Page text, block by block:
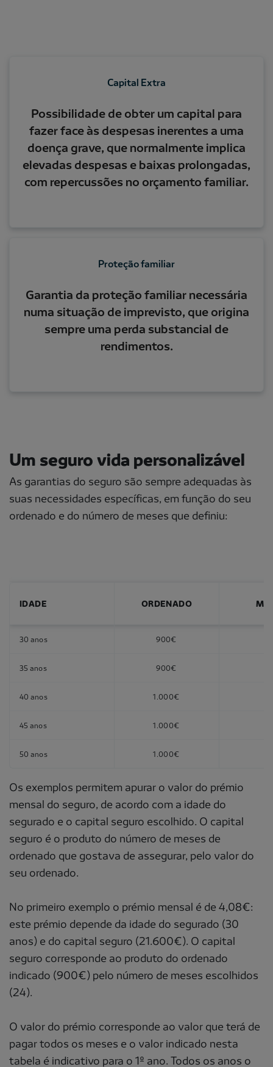
Capital Extra
Possibilidade de obter um capital para
fazer face às despesas inerentes a uma
doença grave, que normalmente implica
elevadas despesas e baixas prolongadas,
com repercussões no orçamento familiar.
Proteção familiar
Garantia da proteção familiar necessária
numa situação de imprevisto, que origina
sempre uma perda substancial de
rendimentos.
Um seguro vida personalizável
As garantias do seguro são sempre adequadas às
suas necessidades específicas, em função do seu
ordenado e do número de meses que definiu:
IDADE ORDENADO
30 anos 900€
35 anos 900€
40 anos 1.000€
45 anos 1.000€
50 anos 1.000€
Os exemplos permitem apurar o valor do prémio
mensal do seguro, de acordo com a idade do
segurado e o capital seguro escolhido. O capital
seguro é o produto do número de meses de
ordenado que gostava de assegurar, pelo valor do
seu ordenado.
No primeiro exemplo o prémio mensal é de 4,08€:
este prémio depende da idade do segurado (30
anos) e do capital seguro (21.600€). O capital
seguro corresponde ao produto do ordenado
indicado (900€) pelo número de meses escolhidos
(24).
O valor do prémio corresponde ao valor que terá de
pagar todos os meses e o valor indicado nesta
tabela é indicativo para o 1º ano. Todos os anos o